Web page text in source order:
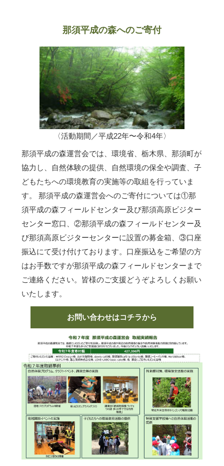
那須平成の森へのご寄付
〈活動期間／平成22年〜令和4年〉
那須平成の森運営会では、環境省、栃木県、那須町が
協力し、自然体験の提供、自然環境の保全や調査、子
どもたちへの環境教育の実施等の取組を行っていま
す。 那須平成の森運営会へのご寄付については①那
須平成の森フィールドセンター及び那須高原ビジター
センター窓口、②那須平成の森フィールドセンター及
び那須高原ビジターセンターに設置の募金箱、③口座
振込にて受け付けております。口座振込をご希望の方
はお手数ですが那須平成の森フィールドセンターまで
ご連絡ください。皆様のご支援どうぞよろしくお願い
いたします。
お問い合わせはコチラから